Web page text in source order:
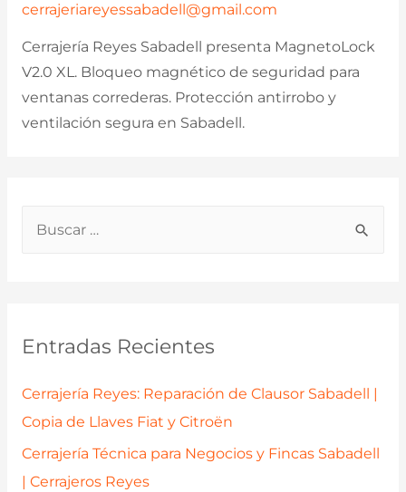
p
o
:
Entradas Recientes
Cerrajería Reyes: Reparación de Clausor Sabadell |
Copia de Llaves Fiat y Citroën
Cerrajería Técnica para Negocios y Fincas Sabadell
| Cerrajeros Reyes
cerrajeriareyessabadell@gmail.com
Cerrajería Reyes Sabadell presenta MagnetoLock
V2.0 XL. Bloqueo magnético de seguridad para
ventanas correderas. Protección antirrobo y
ventilación segura en Sabadell.